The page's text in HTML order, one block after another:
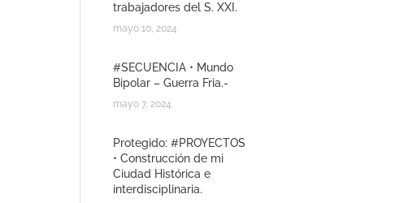
trabajadores del S. XXI.
mayo 10, 2024
#SECUENCIA • Mundo
Bipolar – Guerra Fria.-
mayo 7, 2024
Protegido: #PROYECTOS
• Construcción de mi
Ciudad Histórica e
interdisciplinaria.